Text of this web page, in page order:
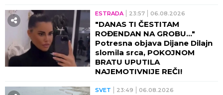
ESTRADA 23:57 06.08.2026
"DANAS TI ČESTITAM
ROĐENDAN NA GROBU..."
Potresna objava Dijane Dilajn
slomila srca, POKOJNOM
BRATU UPUTILA
NAJEMOTIVNIJE REČI!
SVET 23:49 06.08.2026